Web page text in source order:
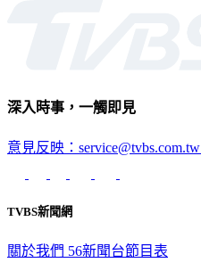
深入時事，一觸即見
意見反映：service@tvbs.com.tw
TVBS新聞網
關於我們 56新聞台節目表